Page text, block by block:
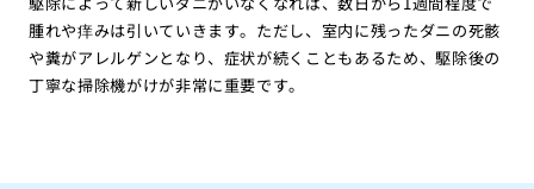
腫れや痒みは引いていきます。ただし、室内に残ったダニの死骸
や糞がアレルゲンとなり、症状が続くこともあるため、駆除後の
丁寧な掃除機がけが非常に重要です。